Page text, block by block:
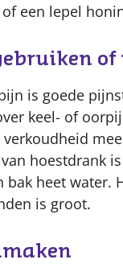
een lepel
of
is goede
keel- of
hoestdrank
bak heet water.
is groot.